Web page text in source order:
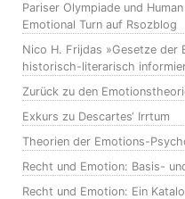
Pariser Olympiade und
Emotional Turn auf Rsozblog
Nico H. Frijdas »Gesetze der
historisch-literarisch
Zurück zu den
Exkurs zu Descartes‘ Irrtum
Theorien der Emotions-
Recht und Emotion: Basis-
Recht und Emotion: Ein